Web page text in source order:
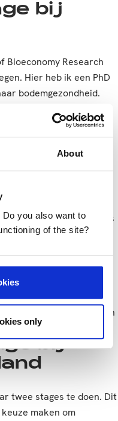
About
you also want to
of the site?
only
bij
Bioeconomy Research
Hier heb ik een PhD
bodemgezondheid.
met elkaar vergeleken,
Vervolgens zijn er
en bodemmonsters
geteld en de pH
onderzoek gedaan
best een uitdaging
afgenomen! Tijdens
hoe je
is een andere manier
zoals wij
ik kort samengevat
van hoe de
en heb ik mogen ervaren
omgeving.
bij
twee stages te doen. Dit
maken om